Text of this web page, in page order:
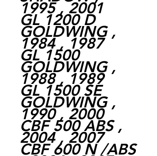
1995 , 2001
GL 1200 D
GOLDWING ,
1984 , 1987
GL 1500
GOLDWING ,
1988 , 1989
GL 1500 SE
GOLDWING ,
1990 , 2000
CBF 500 ABS ,
2004 , 2007
CBF 600 N /ABS